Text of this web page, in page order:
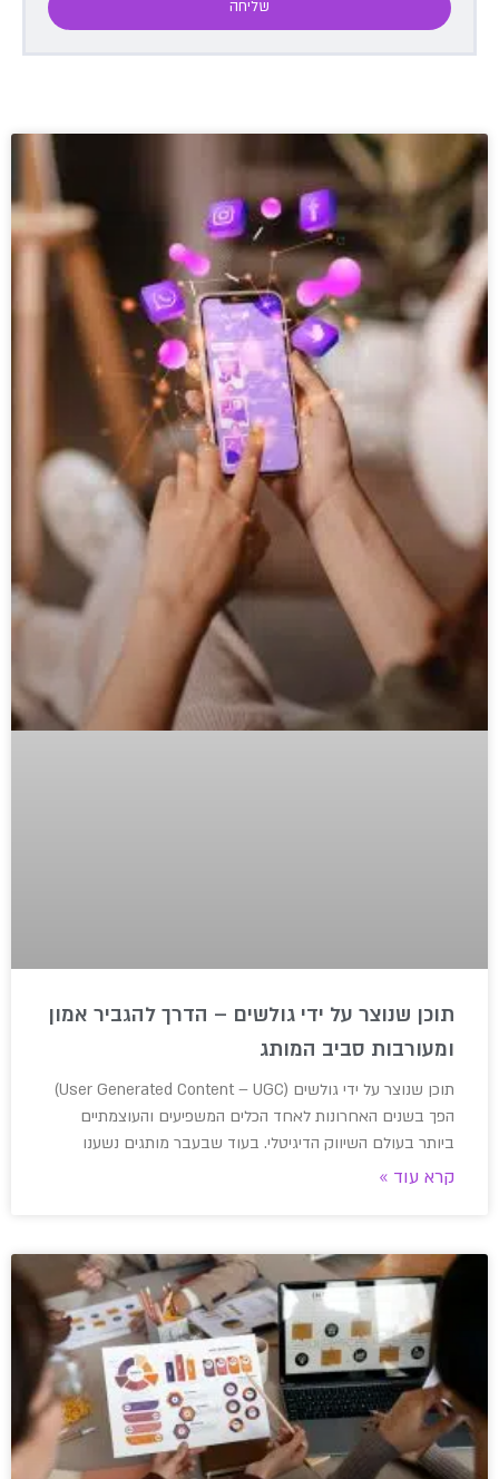
שליחה
תוכן שנוצר על ידי גולשים – הדרך להגביר אמון
ומעורבות סביב המותג
תוכן שנוצר על ידי גולשים (User Generated Content – UGC)
הפך בשנים האחרונות לאחד הכלים המשפיעים והעוצמתיים
ביותר בעולם השיווק הדיגיטלי. בעוד שבעבר מותגים נשענו
קרא עוד »